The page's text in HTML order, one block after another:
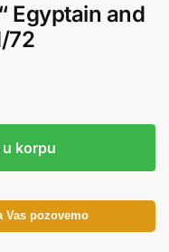
Egyptain and
72
korpu
Vas pozovemo